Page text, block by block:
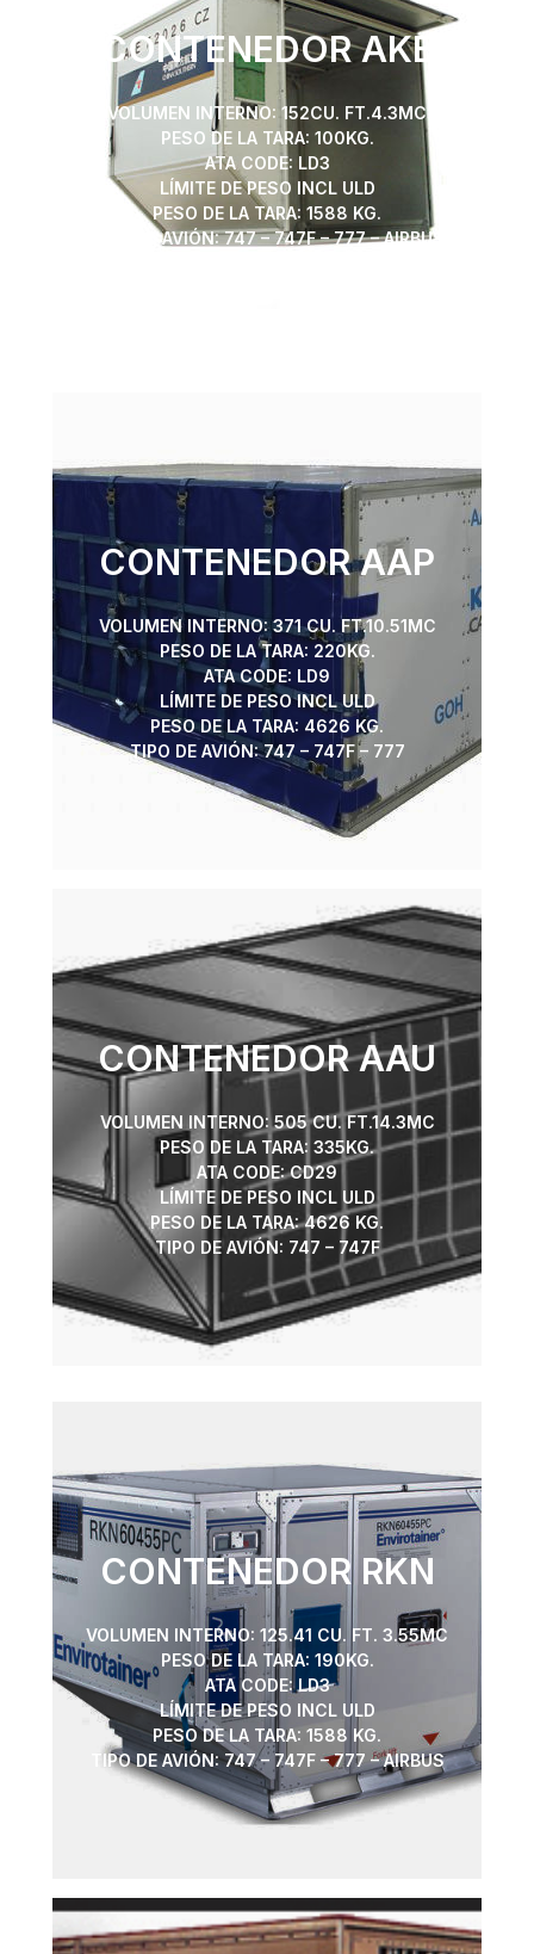
CONTENEDOR AKE
VOLUMEN INTERNO: 152CU. FT.4.3MC
PESO DE LA TARA: 100KG.
ATA CODE: LD3
LÍMITE DE PESO INCL ULD
PESO DE LA TARA: 1588 KG.
TIPO DE AVIÓN: 747 – 747F – 777 – AIRBUS
CONTENEDOR AAP
VOLUMEN INTERNO: 371 CU. FT.10.51MC
PESO DE LA TARA: 220KG.
ATA CODE: LD9
LÍMITE DE PESO INCL ULD
PESO DE LA TARA: 4626 KG.
TIPO DE AVIÓN: 747 – 747F – 777
CONTENEDOR AAU
VOLUMEN INTERNO: 505 CU. FT.14.3MC
PESO DE LA TARA: 335KG.
ATA CODE: CD29
LÍMITE DE PESO INCL ULD
PESO DE LA TARA: 4626 KG.
TIPO DE AVIÓN: 747 – 747F
CONTENEDOR RKN
VOLUMEN INTERNO: 125.41 CU. FT. 3.55MC
PESO DE LA TARA: 190KG.
ATA CODE: LD3
LÍMITE DE PESO INCL ULD
PESO DE LA TARA: 1588 KG.
TIPO DE AVIÓN: 747 – 747F – 777 – AIRBUS